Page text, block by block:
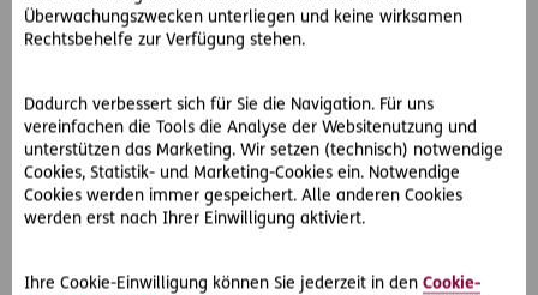
Überwachungszwecken unterliegen und keine wirksamen
Rechtsbehelfe zur Verfügung stehen.
Dadurch verbessert sich für Sie die Navigation. Für uns
vereinfachen die Tools die Analyse der Websitenutzung und
unterstützen das Marketing. Wir setzen (technisch) notwendige
Cookies, Statistik- und Marketing-Cookies ein. Notwendige
Cookies werden immer gespeichert. Alle anderen Cookies
werden erst nach Ihrer Einwilligung aktiviert.
Ihre Cookie-Einwilligung können Sie jederzeit in den Cookie-
Schutzvorkehrungen verlangt werden, die
vernünftigerweise nach der Verkehrsauffassung zu
verletzt werden, wenn die Gefahr erkennbar und
voraussehbar ist.
Mit freiem Auge ist im konkreten Fall die defekte
Schachtabdeckung nicht sichtbar gewesen.
aufgefallen.